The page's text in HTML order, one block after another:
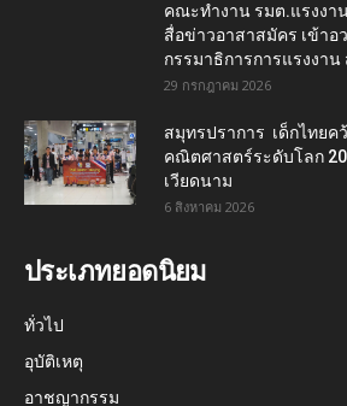
คณะทำงาน รมต.แรงงา
สื่อข่าวอาสาสมัคร เข้าอ
กรรมาธิการการแรงงา
29 กรกฎาคม 2026
สมุทรปราการ เด็กไทยค
คณิตศาสตร์ระดับโลก
เวียดนาม
6 สิงหาคม 2026
ประเภทยอดนิยม
ทั่วไป
อุบัติเหตุ
อาชญากรรม